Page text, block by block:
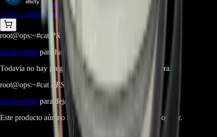
$ 265.831
> ver_ > desbloquear oferta_
root@ops:~#cat PREGUNTAS
Iniciá sesión para hacer una pregunta.
Todavía no hay preguntas respondidas. Hacé la primera.
root@ops:~#cat RESEÑAS
_
Iniciá sesión para dejar una reseña.
Este producto aún no tiene reseñas. Sé el primero en opinar.